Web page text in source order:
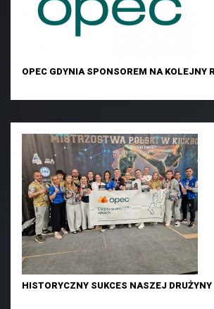
OPEC GDYNIA SPONSOREM NA KOLEJNY
HISTORYCZNY SUKCES NASZEJ